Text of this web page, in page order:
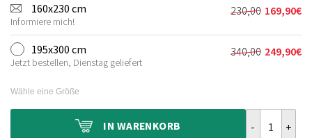
war:
170,00€
ist:
119,90€.
160x230 cm
Informiere mich!
230,00
Preis
war:
230,00€
169,90€
Aktueller
Preis
ist:
169,90€.
195x300 cm
Jetzt bestellen, Dienstag geliefert
340,00 249,90€
Aktueller
Wähle eine Größe
IN WARENKORB